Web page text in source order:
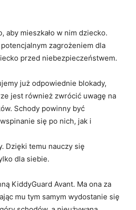
aby mieszkało w nim dziecko.
zagrożeniem dla
przed niebezpieczeństwem.
już odpowiednie blokady,
jest również zwrócić uwagę na
Schody powinny być
się po nich, jak i
Dzięki temu nauczy się
dla siebie.
KiddyGuard Avant. Ma ona za
mu tym samym wydostanie się